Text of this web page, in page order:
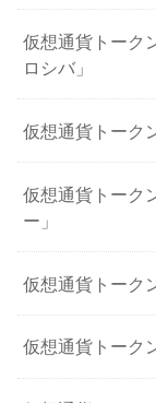
仮想通貨トーク
ロシバ」
仮想通貨トーク
仮想通貨トーク
ー」
仮想通貨トーク
仮想通貨トーク